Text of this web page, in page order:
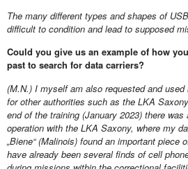
The many different types and shapes of
difficult to condition and lead to supposed
Could you give us an example of how
past to search for data carriers?
(M.N.) I myself am also requested and
for other authorities such as the LKA
end of the training (January 2023) there
operation with the LKA Saxony, where my
„Biene“ (Malinois) found an important piece
have already been several finds of cell